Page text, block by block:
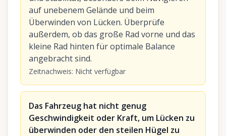
auf unebenem Gelände und beim
Überwinden von Lücken. Überprüfe
außerdem, ob das große Rad vorne und das
kleine Rad hinten für optimale Balance
angebracht sind.
Zeitnachweis: Nicht verfügbar
Das Fahrzeug hat nicht genug
Geschwindigkeit oder Kraft, um Lücken zu
überwinden oder den steilen Hügel zu